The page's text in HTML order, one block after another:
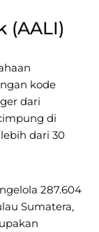
(AALI)
kode
dari
di
dari 30
287.604
Sumatera,